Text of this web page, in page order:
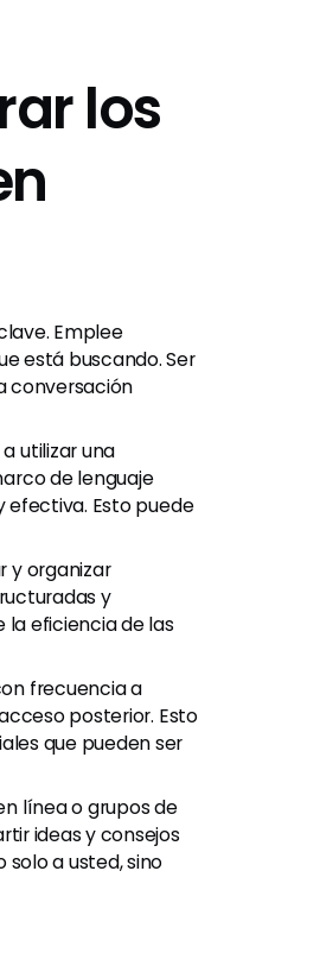
los
Emplee
está buscando. Ser
conversación
utilizar una
de lenguaje
efectiva. Esto puede
y organizar
y
eficiencia de las
frecuencia a
posterior. Esto
que pueden ser
línea o grupos de
ideas y consejos
a usted, sino